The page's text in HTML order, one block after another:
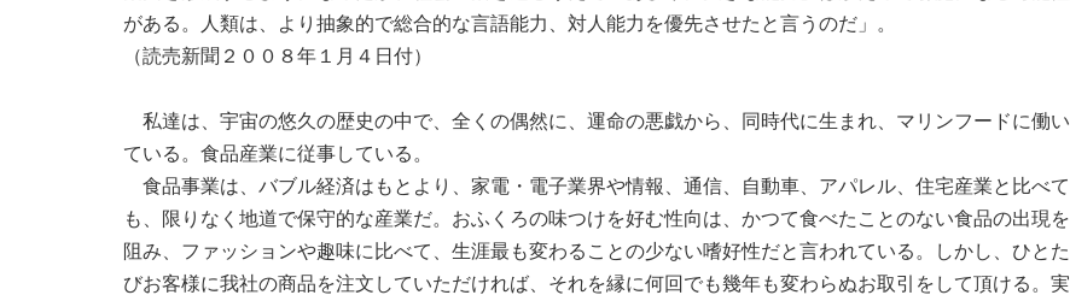
がある。人類は、より抽象的で総合的な言語能力、対人能力を優先させたと言うのだ」。
（読売新聞２００８年１月４日付）
私達は、宇宙の悠久の歴史の中で、全くの偶然に、運命の悪戯から、同時代に生まれ、マリンフードに働い
ている。食品産業に従事している。
食品事業は、バブル経済はもとより、家電・電子業界や情報、通信、自動車、アパレル、住宅産業と比べて
も、限りなく地道で保守的な産業だ。おふくろの味つけを好む性向は、かつて食べたことのない食品の出現を
阻み、ファッションや趣味に比べて、生涯最も変わることの少ない嗜好性だと言われている。しかし、ひとた
びお客様に我社の商品を注文していただければ、それを縁に何回でも幾年も変わらぬお取引をして頂ける。実